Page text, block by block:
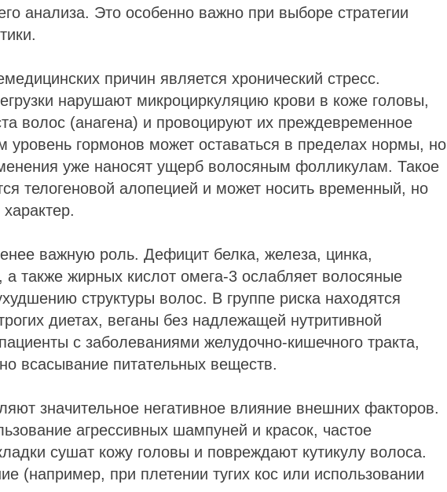
анализа. Это особенно важно при выборе стратегии
причин является хронический стресс.
нарушают микроциркуляцию крови в коже головы,
волос (анагена) и провоцируют их преждевременное
уровень гормонов может оставаться в пределах нормы, но
уже наносят ущерб волосяным фолликулам. Такое
телогеновой алопецией и может носить временный, но
важную роль. Дефицит белка, железа, цинка,
а также жирных кислот омега-3 ослабляет волосяные
структуры волос. В группе риска находятся
диетах, веганы без надлежащей нутритивной
с заболеваниями желудочно-кишечного тракта,
всасывание питательных веществ.
значительное негативное влияние внешних факторов.
агрессивных шампуней и красок, частое
сушат кожу головы и повреждают кутикулу волоса.
(например, при плетении тугих кос или использовании